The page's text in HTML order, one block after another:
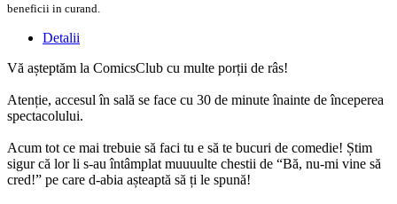
beneficii in curand.
Detalii
Vă așteptăm la ComicsClub cu multe porții de râs!
Atenție, accesul în sală se face cu 30 de minute înainte de începerea
spectacolului.
Acum tot ce mai trebuie să faci tu e să te bucuri de comedie! Știm
sigur că lor li s-au întâmplat muuuulte chestii de “Bă, nu-mi vine să
cred!” pe care d-abia așteaptă să ți le spună!